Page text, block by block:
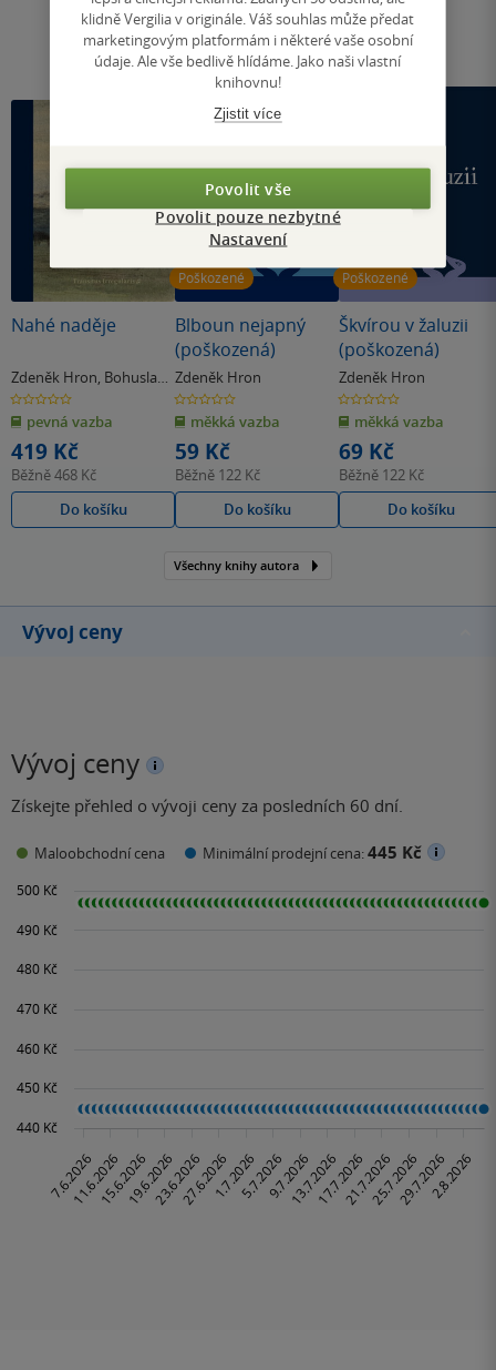
Nahé naděje
Zdeněk Hron, Bohuslav
Reynek
0.0
z
5
hvězdiček
pevná vazba
419 Kč
Běžně468 Kč
Do košíku
Poškozené
Blboun nejapný
(poškozená)
Zdeněk Hron
0.0
z
5
hvězdiček
měkká vazba
59 Kč
Běžně 122 Kč
Do košíku
Poškozené
Škvírou v žaluzii
(poškozená)
Zdeněk Hron
0.0
z
5
hvězdiček
měkká vazba
69 Kč
Běžně 122 Kč
Do košíku
Všechny knihy autora
Vývoj ceny
Vývoj ceny
Získejte přehled o vývoji ceny za posledních 60 dní.
Maloobchodní cena Minimální prodejní cena:445 Kč
klidně Vergilia v originále. Váš souhlas může předat
marketingovým platformám i některé vaše osobní
údaje. Ale vše bedlivě hlídáme. Jako naši vlastní
knihovnu!
Zjistit více
Povolit vše
Povolit pouze nezbytné
Nastavení